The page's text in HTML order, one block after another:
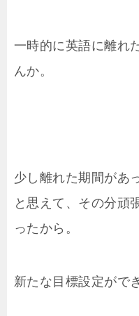
一時的に英語に離れ
んか。
少し離れた期間があ
と思えて、その分頑
ったから。
新たな目標設定がで